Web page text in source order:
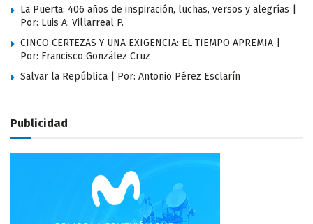
La Puerta: 406 años de inspiración, luchas, versos y alegrías |
Por: Luis A. Villarreal P.
CINCO CERTEZAS Y UNA EXIGENCIA: EL TIEMPO APREMIA |
Por: Francisco González Cruz
Salvar la República | Por: Antonio Pérez Esclarín
Publicidad